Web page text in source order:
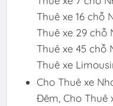
Thuê xe 16 chỗ
Thuê xe 29 chỗ
Thuê xe 45 chỗ
Thuê xe
Cho Thuê xe
Đêm, Cho Thuê